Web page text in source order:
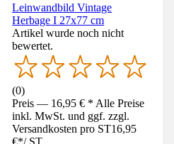
Leinwandbild Vintage
Herbage I 27x77 cm
Artikel wurde noch nicht
bewertet.
(0)
Preis — 16,95 € * Alle Preise
inkl. MwSt. und ggf. zzgl.
Versandkosten pro ST16,95
€*/ ST